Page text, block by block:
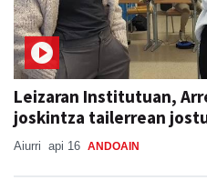
Leizaran Institutuan,
joskintza tailerrean
Aiurri api 16 ANDOAIN